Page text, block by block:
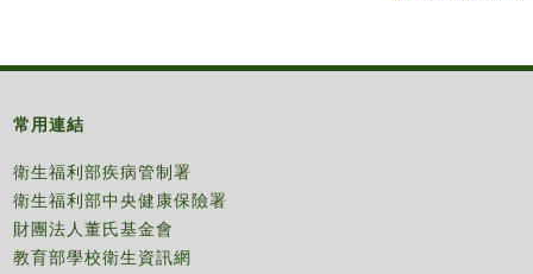
常用連結
衛生福利部疾病管制署
衛生福利部中央健康保險署
財團法人董氏基金會
教育部學校衛生資訊網